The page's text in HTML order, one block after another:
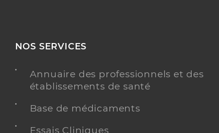
NOS SERVICES
Annuaire des professionnels et des
établissements de santé
Base de médicaments
Essais Cliniques